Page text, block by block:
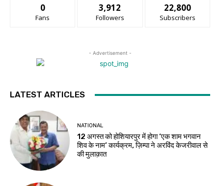
0
Fans
3,912
Followers
22,800
Subscribers
- Advertisement -
LATEST ARTICLES
NATIONAL
12 अगस्त को होशियारपुर में होगा ‘एक शाम भगवान
शिव के नाम’ कार्यक्रम, ज़िम्पा ने अरविंद केजरीवाल से
की मुलाक़ात